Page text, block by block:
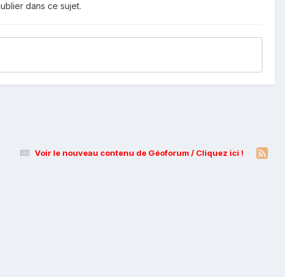
dans ce sujet.
Voir le nouveau contenu de Géoforum / Cliquez ici !